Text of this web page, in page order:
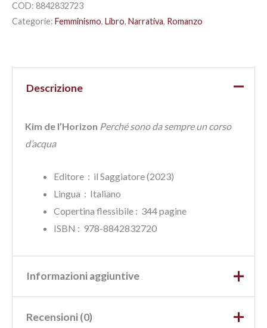
COD: 8842832723
Categorie: Femminismo, Libro, Narrativa, Romanzo
Descrizione
Kim de l’Horizon Perché sono da sempre un corso
d’acqua
Editore ‏ : ‎ il Saggiatore (2023)
Lingua ‏ : ‎ Italiano
Copertina flessibile : ‎ 344 pagine
ISBN‏ : ‎ 978-8842832720
Informazioni aggiuntive
Peso
Recensioni (0)